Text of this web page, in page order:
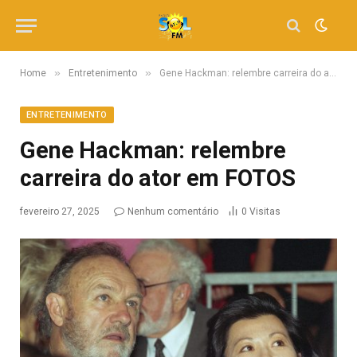
Home » Entretenimento » Gene Hackman: relembre carreira do ator em FOTOS
ENTRETENIMENTO
Gene Hackman: relembre
carreira do ator em FOTOS
fevereiro 27, 2025 Nenhum comentário 0 Visitas